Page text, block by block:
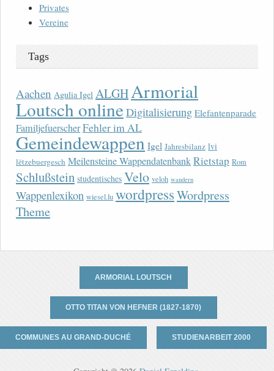
Privates
Vereine
Tags
Aachen Agulia Igel ALGHArmorial
Loutsch onlineDigitalisierung Elefantenparade
FamiljefuerscherFehler im AL
Gemeindewappen Igel Jahresbilanz lvi
lëtzebuergesch Meilensteine WappendatenbankRietstap Rom
Schlußstein studentisches Velo veloh wandern
Wappenlexikon wiesel.lu wordpressWordpress
Theme
ARMORIAL LOUTSCH
OTTO TITAN VON HEFNER (1827-1870)
COMMUNES AU GRAND-DUCHÉ STUDIENARBEIT 2000